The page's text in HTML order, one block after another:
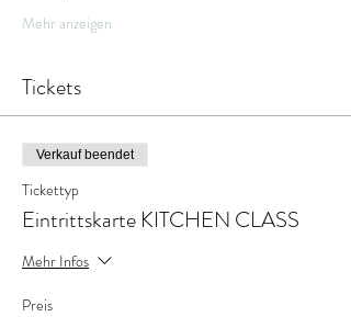
Mehr anzeigen
Tickets
Verkauf beendet
Tickettyp
Eintrittskarte KITCHEN CLASS
Mehr Infos
Preis